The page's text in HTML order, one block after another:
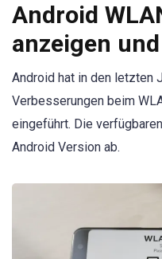
Android
anzeigen
Android hat in den letzten
Verbesserungen beim
eingeführt. Die
Android Version ab.